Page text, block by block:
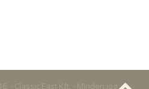
- Classic East Kft. - Minden jog